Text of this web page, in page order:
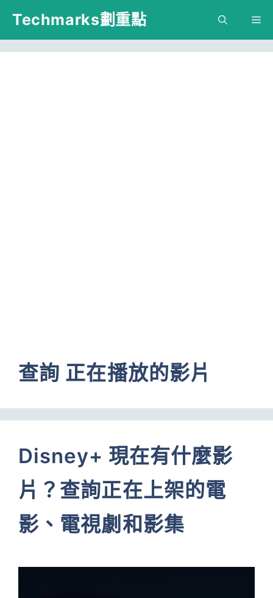
跳
主
Techmarks劃重點
查詢 正在播放的影片
Disney+ 現在有什麼影
片？查詢正在上架的電
影、電視劇和影集